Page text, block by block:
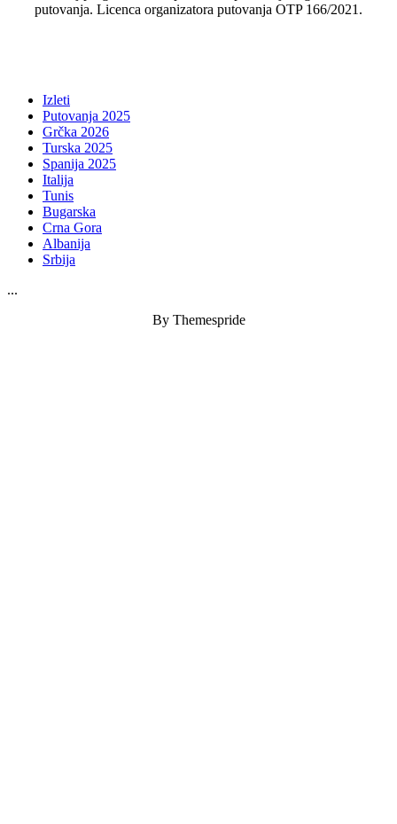
putovanja. Licenca organizatora putovanja OTP 166/2021.
Izleti
Putovanja 2025
Grčka 2026
Turska 2025
Spanija 2025
Italija
Tunis
Bugarska
Crna Gora
Albanija
Srbija
...
By Themespride